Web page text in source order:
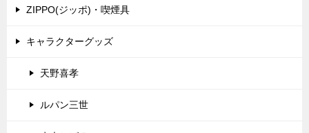
ZIPPO(ジッポ)・喫煙具
キャラクターグッズ
天野喜孝
ルパン三世